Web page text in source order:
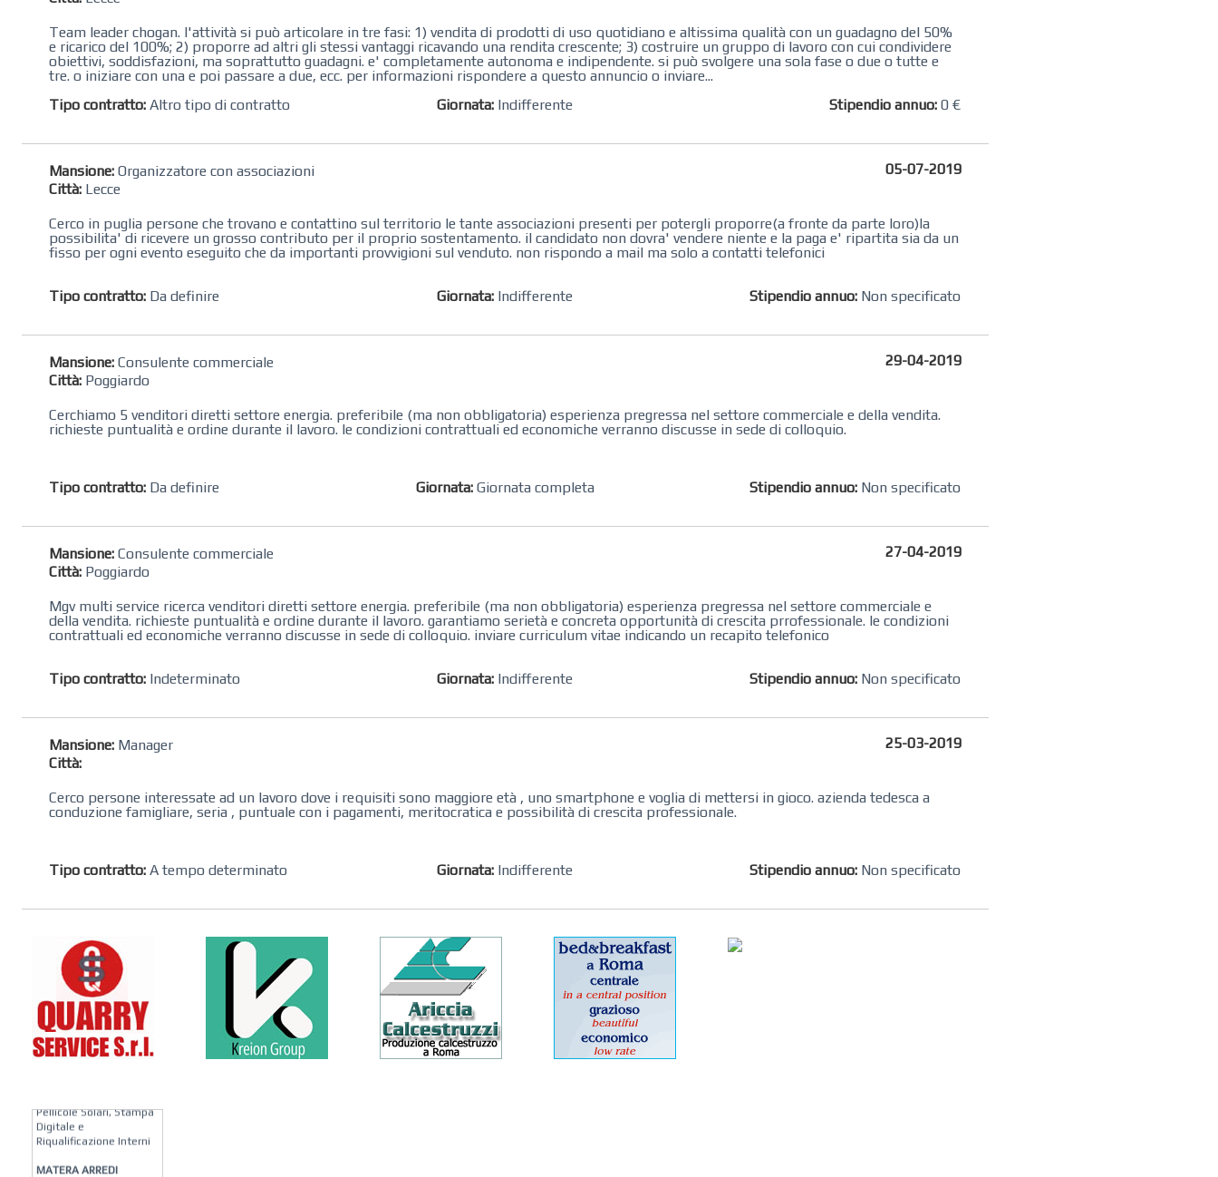
Team leader chogan. l'attività si può articolare in tre fasi: 1) vendita di prodotti di uso quotidiano e altissima qualità con un guadagno del 50%
e ricarico del 100%; 2) proporre ad altri gli stessi vantaggi ricavando una rendita crescente; 3) costruire un gruppo di lavoro con cui condividere
obiettivi, soddisfazioni, ma soprattutto guadagni. e' completamente autonoma e indipendente. si può svolgere una sola fase o due o tutte e
tre. o iniziare con una e poi passare a due, ecc. per informazioni rispondere a questo annuncio o inviare...
Tipo contratto: Altro tipo di contratto Giornata: Indifferente Stipendio annuo: 0 €
Mansione: Organizzatore con associazioni
Città: Lecce
05-07-2019
Cerco in puglia persone che trovano e contattino sul territorio le tante associazioni presenti per potergli proporre(a fronte da parte loro)la
possibilita' di ricevere un grosso contributo per il proprio sostentamento. il candidato non dovra' vendere niente e la paga e' ripartita sia da un
fisso per ogni evento eseguito che da importanti provvigioni sul venduto. non rispondo a mail ma solo a contatti telefonici
Tipo contratto: Da definire Giornata: Indifferente Stipendio annuo: Non specificato
Mansione: Consulente commerciale
Città: Poggiardo
29-04-2019
Cerchiamo 5 venditori diretti settore energia. preferibile (ma non obbligatoria) esperienza pregressa nel settore commerciale e della vendita.
richieste puntualità e ordine durante il lavoro. le condizioni contrattuali ed economiche verranno discusse in sede di colloquio.
Tipo contratto: Da definire Giornata: Giornata completa Stipendio annuo: Non specificato
Mansione: Consulente commerciale
Città: Poggiardo
27-04-2019
Mgv multi service ricerca venditori diretti settore energia. preferibile (ma non obbligatoria) esperienza pregressa nel settore commerciale e
della vendita. richieste puntualità e ordine durante il lavoro. garantiamo serietà e concreta opportunità di crescita prrofessionale. le condizioni
contrattuali ed economiche verranno discusse in sede di colloquio. inviare curriculum vitae indicando un recapito telefonico
Tipo contratto: Indeterminato Giornata: Indifferente Stipendio annuo: Non specificato
Mansione: Manager
Città:
25-03-2019
Cerco persone interessate ad un lavoro dove i requisiti sono maggiore età , uno smartphone e voglia di mettersi in gioco. azienda tedesca a
conduzione famigliare, seria , puntuale con i pagamenti, meritocratica e possibilità di crescita professionale.
Tipo contratto: A tempo determinato Giornata: Indifferente Stipendio annuo: Non specificato
Digitale e
Riqualificazione Interni
MATERA ARREDI